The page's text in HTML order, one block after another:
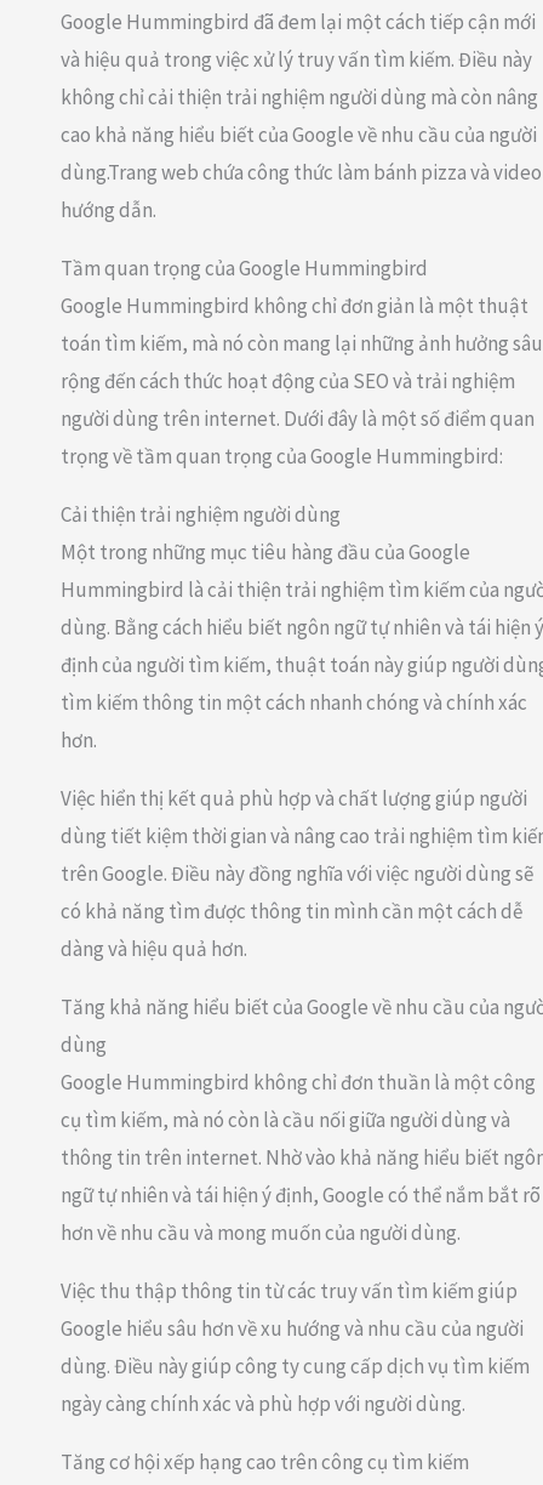
Google Hummingbird đã đem lại một cách tiếp cận mới
và hiệu quả trong việc xử lý truy vấn tìm kiếm. Điều này
không chỉ cải thiện trải nghiệm người dùng mà còn nâng
cao khả năng hiểu biết của Google về nhu cầu của người
dùng.Trang web chứa công thức làm bánh pizza và video
hướng dẫn.
Tầm quan trọng của Google Hummingbird
Google Hummingbird không chỉ đơn giản là một thuật
toán tìm kiếm, mà nó còn mang lại những ảnh hưởng sâu
rộng đến cách thức hoạt động của SEO và trải nghiệm
người dùng trên internet. Dưới đây là một số điểm quan
trọng về tầm quan trọng của Google Hummingbird:
Cải thiện trải nghiệm người dùng
Một trong những mục tiêu hàng đầu của Google
Hummingbird là cải thiện trải nghiệm tìm kiếm của
dùng. Bằng cách hiểu biết ngôn ngữ tự nhiên và tái hiện ý
định của người tìm kiếm, thuật toán này giúp người
tìm kiếm thông tin một cách nhanh chóng và chính xác
hơn.
Việc hiển thị kết quả phù hợp và chất lượng giúp người
dùng tiết kiệm thời gian và nâng cao trải nghiệm tìm
trên Google. Điều này đồng nghĩa với việc người dùng sẽ
có khả năng tìm được thông tin mình cần một cách dễ
dàng và hiệu quả hơn.
Tăng khả năng hiểu biết của Google về nhu cầu của
dùng
Google Hummingbird không chỉ đơn thuần là một công
cụ tìm kiếm, mà nó còn là cầu nối giữa người dùng và
thông tin trên internet. Nhờ vào khả năng hiểu biết
ngữ tự nhiên và tái hiện ý định, Google có thể nắm bắt rõ
hơn về nhu cầu và mong muốn của người dùng.
Việc thu thập thông tin từ các truy vấn tìm kiếm giúp
Google hiểu sâu hơn về xu hướng và nhu cầu của người
dùng. Điều này giúp công ty cung cấp dịch vụ tìm kiếm
ngày càng chính xác và phù hợp với người dùng.
Tăng cơ hội xếp hạng cao trên công cụ tìm kiếm